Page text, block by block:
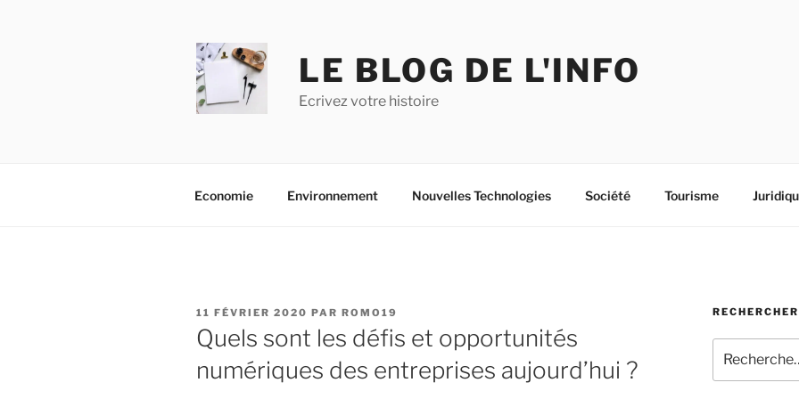
LE BLOG DE L'INFO
Ecrivez votre histoire
Economie Environnement Nouvelles Technologies Société Tourisme
PUBLIÉ
LE
11 FÉVRIER 2020 PAR ROMO19
Quels sont les défis et opportunités
numériques des entreprises aujourd’hui ?
RECHERCHER
pour
: